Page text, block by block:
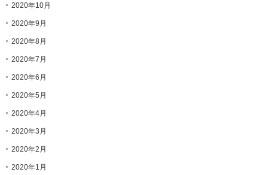
2020年10月
2020年9月
2020年8月
2020年7月
2020年6月
2020年5月
2020年4月
2020年3月
2020年2月
2020年1月